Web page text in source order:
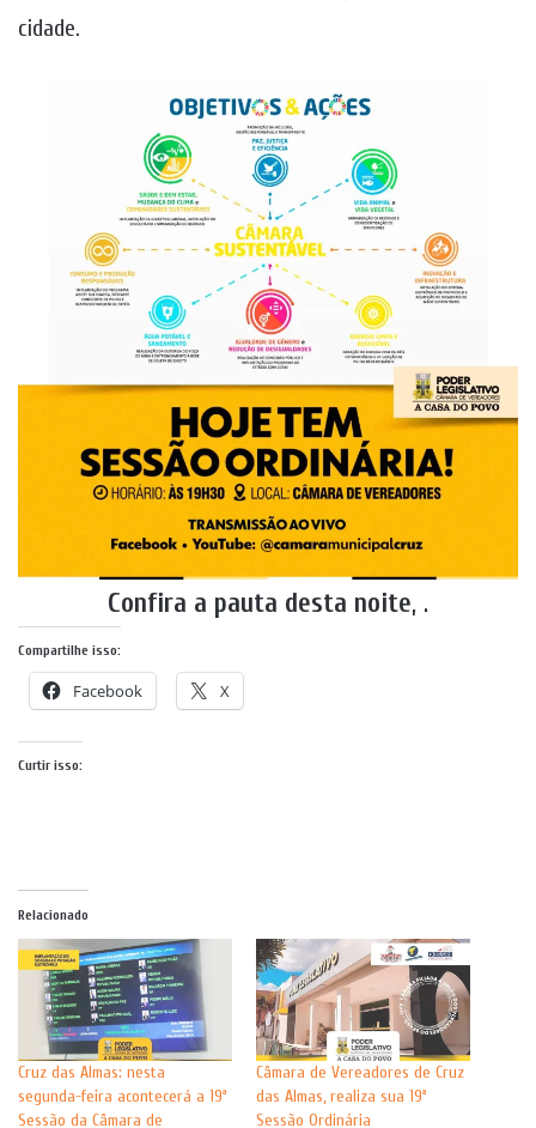
cidade.
Confira a pauta desta noite, .
Compartilhe isso:
Facebook X
Curtir isso:
Relacionado
Cruz das Almas: nesta
segunda-feira acontecerá a 19ª
Sessão da Câmara de
Câmara de Vereadores de Cruz
das Almas, realiza sua 19ª
Sessão Ordinária